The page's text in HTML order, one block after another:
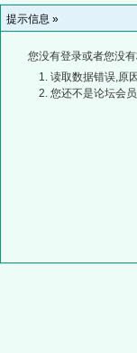
提示信息 »
您没有登录或者您没
读取数据错误,原
您还不是论坛会